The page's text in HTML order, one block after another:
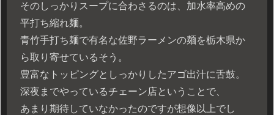
そのしっかりスープに合わさるのは、加水率高めの
平打ち縮れ麺。
青竹手打ち麺で有名な佐野ラーメンの麺を栃木県か
ら取り寄せているそう。
豊富なトッピングとしっかりしたアゴ出汁に舌鼓。
深夜までやっているチェーン店ということで、
あまり期待していなかったのですが想像以上でし